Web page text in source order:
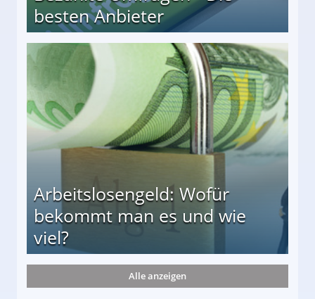
besten Anbieter
Arbeitslosengeld: Wofür
bekommt man es und wie
viel?
und wie viel?
Alle anzeigen